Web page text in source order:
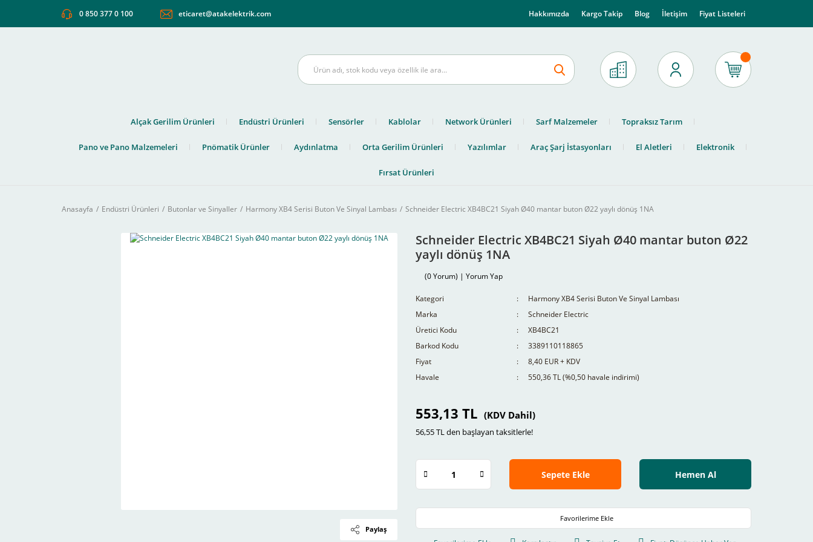
0 850 377 0 100 eticaret@atakelektrik.com Hakkımızda Kargo Takip Blog İletişim Fiyat Listeleri
Alçak Gerilim Ürünleri Endüstri Ürünleri Sensörler Kablolar Network Ürünleri Sarf Malzemeler Topraksız Tarım
Pano ve Pano Malzemeleri Pnömatik Ürünler Aydınlatma Orta Gerilim Ürünleri Yazılımlar Araç Şarj İstasyonları El Aletleri Elektronik
Fırsat Ürünleri
Anasayfa Endüstri Ürünleri Butonlar ve Sinyaller Harmony XB4 Serisi Buton Ve Sinyal Lambası Schneider Electric XB4BC21 Siyah Ø40 mantar buton Ø22 yaylı dönüş 1NA
Paylaş
Schneider Electric XB4BC21 Siyah Ø40 mantar buton Ø22
yaylı dönüş 1NA
(0 Yorum) | Yorum Yap
Kategori
Harmony XB4 Serisi Buton Ve Sinyal Lambası
Marka
Schneider Electric
Üretici Kodu
XB4BC21
Barkod Kodu
3389110118865
Fiyat
8,40 EUR + KDV
Havale
550,36 TL (%0,50 havale indirimi)
553,13 TL (KDV Dahil)
56,55 TL den başlayan taksitlerle!
Sepete Ekle Hemen Al